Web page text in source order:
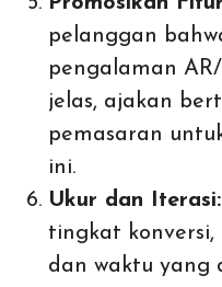
pelanggan
pengalaman
jelas, ajakan
pemasaran
ini.
Ukur dan Iterasi:
tingkat
dan waktu yang